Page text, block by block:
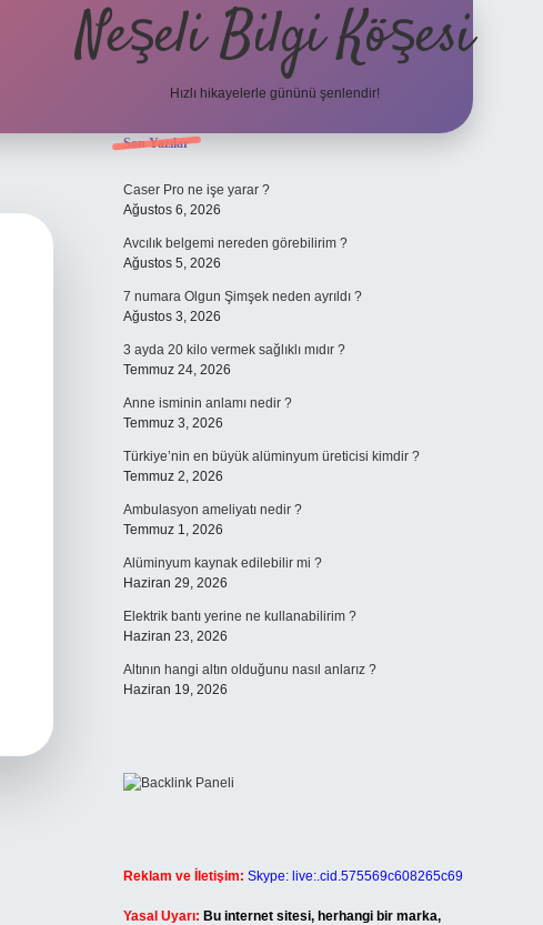
Neşeli Bilgi Köşesi
Hızlı hikayelerle gününü şenlendir!
Sidebar
Son Yazılar
Caser Pro ne işe yarar ?
Ağustos 6, 2026
Avcılık belgemi nereden görebilirim ?
Ağustos 5, 2026
7 numara Olgun Şimşek neden ayrıldı ?
Ağustos 3, 2026
3 ayda 20 kilo vermek sağlıklı mıdır ?
Temmuz 24, 2026
Anne isminin anlamı nedir ?
Temmuz 3, 2026
Türkiye’nin en büyük alüminyum üreticisi kimdir ?
Temmuz 2, 2026
Ambulasyon ameliyatı nedir ?
Temmuz 1, 2026
Alüminyum kaynak edilebilir mi ?
Haziran 29, 2026
Elektrik bantı yerine ne kullanabilirim ?
Haziran 23, 2026
Altının hangi altın olduğunu nasıl anlarız ?
Haziran 19, 2026
Reklam ve İletişim: Skype: live:.cid.575569c608265c69
Yasal Uyarı: Bu internet sitesi, herhangi bir marka,